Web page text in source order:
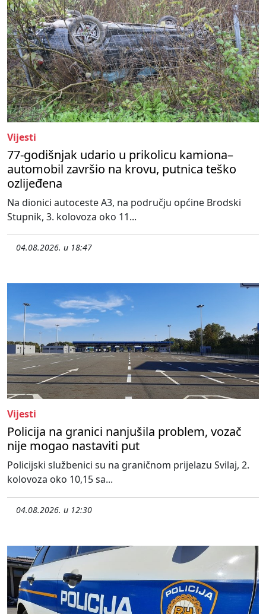
Vijesti
77-godišnjak udario u prikolicu kamiona–
automobil završio na krovu, putnica teško
ozlijeđena
Na dionici autoceste A3, na području općine Brodski
Stupnik, 3. kolovoza oko 11...
04.08.2026. u 18:47
Vijesti
Policija na granici nanjušila problem, vozač
nije mogao nastaviti put
Policijski službenici su na graničnom prijelazu Svilaj, 2.
kolovoza oko 10,15 sa...
04.08.2026. u 12:30